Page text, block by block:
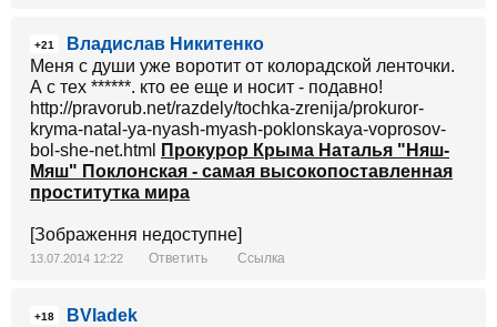
+21
Владислав Никитенко
Меня с души уже воротит от колорадской ленточки.
А с тех ******. кто ее еще и носит - подавно!
http://pravorub.net/razdely/tochka-zrenija/prokuror-
kryma-natal-ya-nyash-myash-poklonskaya-voprosov-
bol-she-net.html
Прокурор Крыма Наталья "Няш-
Мяш" Поклонская - самая высокопоставленная
проститутка мира
[Зображення недоступне]
13.07.2014 12:22 Ответить Ссылка
+18
BVladek